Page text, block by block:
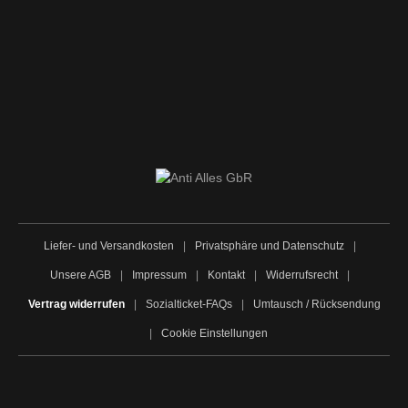
Liefer- und Versandkosten Privatsphäre und Datenschutz
Unsere AGB Impressum Kontakt Widerrufsrecht
Vertrag widerrufen Sozialticket-FAQs Umtausch / Rücksendung
Cookie Einstellungen